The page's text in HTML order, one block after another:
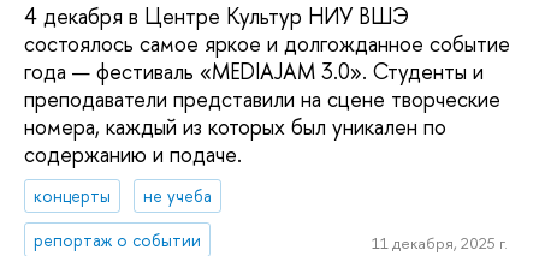
4 декабря в Центре Культур НИУ ВШЭ
состоялось самое яркое и долгожданное событие
года — фестиваль «MEDIAJAM 3.0». Студенты и
преподаватели представили на сцене творческие
номера, каждый из которых был уникален по
содержанию и подаче.
концерты
не учеба
репортаж о событии
11 декабря, 2025 г.